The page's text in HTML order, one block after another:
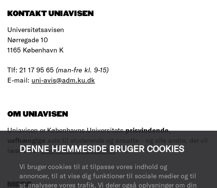
DENNE HJEMMESIDE BRUGER COOKIES
Vi bruger cookies til at tilpasse vores indhold og
annoncer, til at vise dig funktioner til sociale medier og til
at analysere vores trafik. Vi deler også oplysninger om din
KONTAKT UNIAVISEN
Universitetsavisen
Nørregade 10
1165 København K
Tlf: 21 17 95 65 (man-fre kl. 9-15)
E-mail: uni-avis@adm.ku.dk
OM UNIAVISEN
Uniavisen er Københavns Universitetsprisvindende,
uafhængige avis til studerende og ansatte – og alle andre, der vil
læse med.Læs mere om avisen her.
MERE